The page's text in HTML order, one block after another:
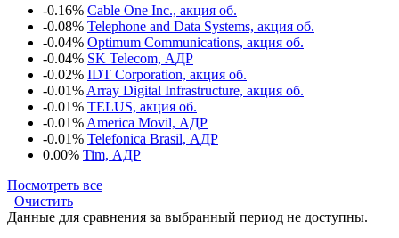
-0.16% Cable One Inc., акция об.
-0.08% Telephone and Data Systems, акция об.
-0.04% Optimum Communications, акция об.
-0.04% SK Telecom, АДР
-0.02% IDT Corporation, акция об.
-0.01%Array Digital Infrastructure, акция об.
-0.01% TELUS, акция об.
-0.01%America Movil, АДР
-0.01% Telefonica Brasil, АДР
0.00% Tim, АДР
Посмотреть все
Очистить
Данные для сравнения за выбранный период не доступны.